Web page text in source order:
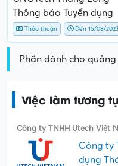
Thông báo Tuyển dụng
Thỏa thuận Đến 15/08/2023
Phần dành cho
Việc làm tương
Công ty TNHH Utech Việt
Công ty
dụng